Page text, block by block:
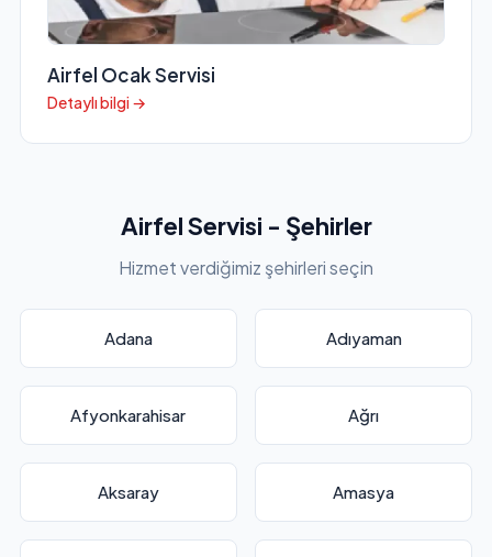
Airfel Ocak Servisi
Detaylı bilgi →
Airfel Servisi - Şehirler
Hizmet verdiğimiz şehirleri seçin
Adana Adıyaman
Afyonkarahisar Ağrı
Aksaray Amasya